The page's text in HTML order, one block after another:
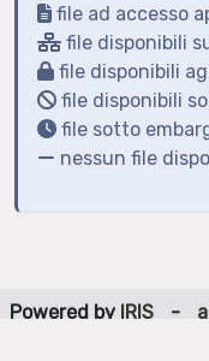
file ad accesso
file disponibili
file disponibili
file disponibili
file sotto
nessun file
Powered by IRIS -